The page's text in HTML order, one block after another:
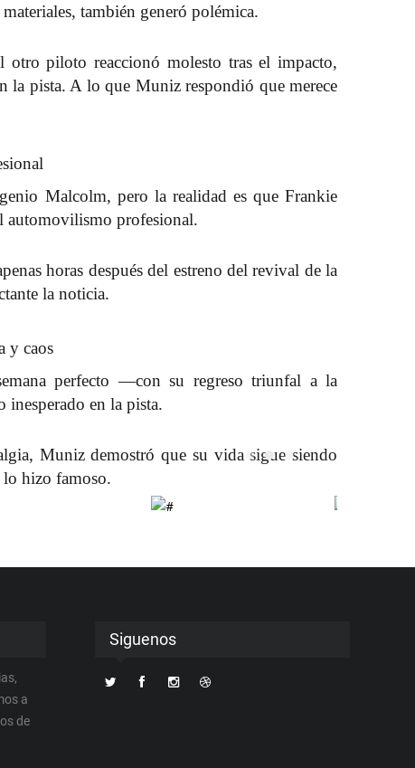
también generó polémica.
otro piloto reaccionó molesto tras el impacto,
la pista. A lo que Muniz respondió quemerece
Malcolm, pero la realidad es queFrankie
automovilismo profesional.
horas después del estreno del revival de la
la noticia.
y caos
perfecto —con su regreso triunfal a la
en la pista.
Muniz demostró que su vida sigue siendo
lo hizo famoso.
a
de
Siguenos